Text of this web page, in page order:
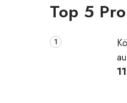
Top 5